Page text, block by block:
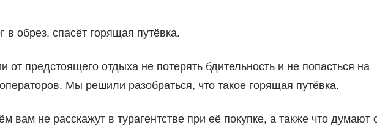
в обрез, спасёт горящая путёвка.
предстоящего отдыха не потерять бдительность и не попасться на
Мы решили разобраться, что такое горящая путёвка.
вам не расскажут в турагентстве при её покупке, а также что думают